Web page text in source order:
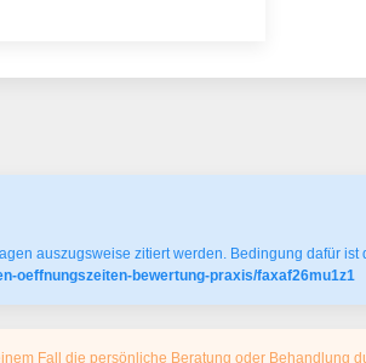
auszugsweise zitiert werden. Bedingung dafür
oeffnungszeiten-bewertung-praxis/faxaf26mu1z1
Fall die persönliche Beratung oder Behandlung